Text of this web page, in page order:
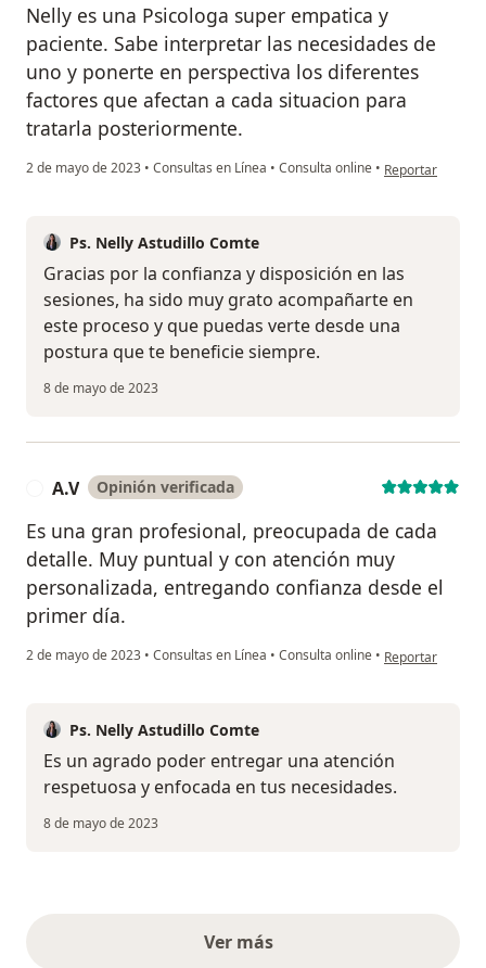
Nelly es una Psicologa super empatica y
paciente. Sabe interpretar las necesidades de
uno y ponerte en perspectiva los diferentes
factores que afectan a cada situacion para
tratarla posteriormente.
2 de mayo de 2023 • Consultas en Línea • Consulta online • en opinión del
Reportar
Ps. Nelly Astudillo Comte
Gracias por la confianza y disposición en las
sesiones, ha sido muy grato acompañarte en
este proceso y que puedas verte desde una
postura que te beneficie siempre.
8 de mayo de 2023
A.V Opinión verificada
Es una gran profesional, preocupada de cada
detalle. Muy puntual y con atención muy
personalizada, entregando confianza desde el
primer día.
2 de mayo de 2023 • Consultas en Línea • Consulta online • en opinión del
Reportar
Ps. Nelly Astudillo Comte
Es un agrado poder entregar una atención
respetuosa y enfocada en tus necesidades.
8 de mayo de 2023
Ver másopiniones anteriores